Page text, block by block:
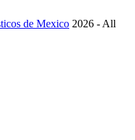
de Mexico 2026 - All